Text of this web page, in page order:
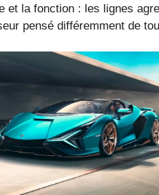
et la fonction : les lignes
pensé différemment de